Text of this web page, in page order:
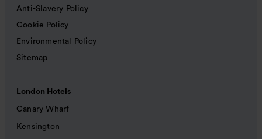
Anti-Slavery Policy
Cookie Policy
Environmental Policy
Sitemap
London Hotels
Canary Wharf
Kensington